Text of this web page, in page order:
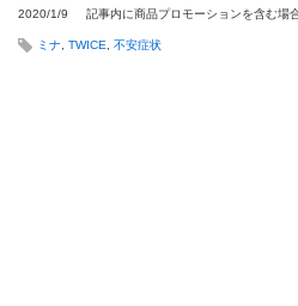
2020/1/9 記事内に商品プロモーションを含む場
ミナ TWICE 不安症状